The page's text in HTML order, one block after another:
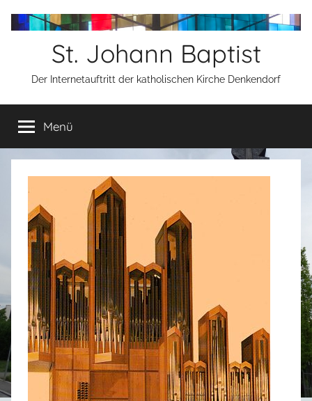
Inhalt
St. Johann Baptist
Der Internetauftritt der katholischen Kirche Denkendorf
Menü